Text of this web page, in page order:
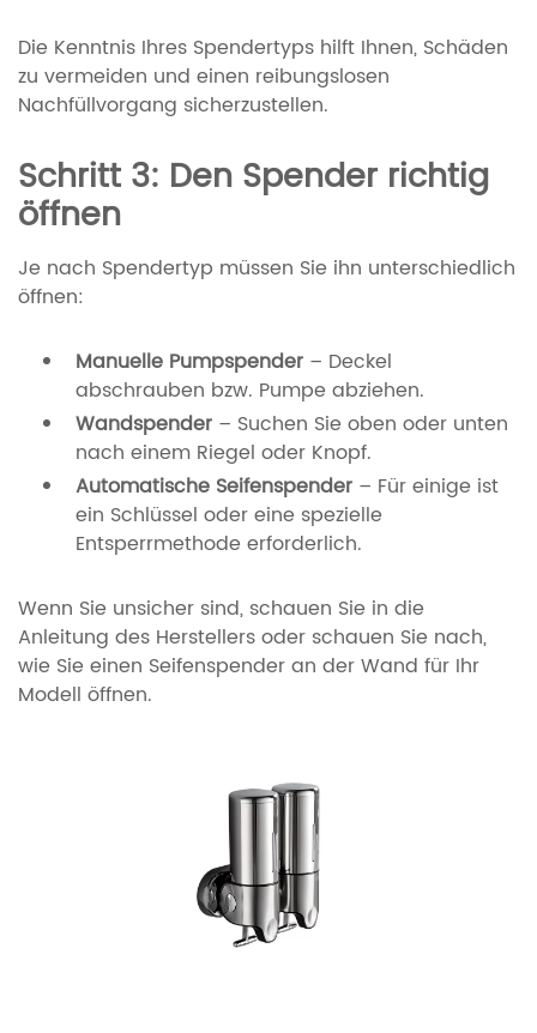
Die Kenntnis Ihres Spendertyps hilft Ihnen, Schäden
zu vermeiden und einen reibungslosen
Nachfüllvorgang sicherzustellen.
Schritt 3: Den Spender richtig
öffnen
Je nach Spendertyp müssen Sie ihn unterschiedlich
öffnen:
Manuelle Pumpspender – Deckel
abschrauben bzw. Pumpe abziehen.
Wandspender – Suchen Sie oben oder unten
nach einem Riegel oder Knopf.
Automatische Seifenspender – Für einige ist
ein Schlüssel oder eine spezielle
Entsperrmethode erforderlich.
Wenn Sie unsicher sind, schauen Sie in die
Anleitung des Herstellers oder schauen Sie nach,
wie Sie einen Seifenspender an der Wand für Ihr
Modell öffnen.